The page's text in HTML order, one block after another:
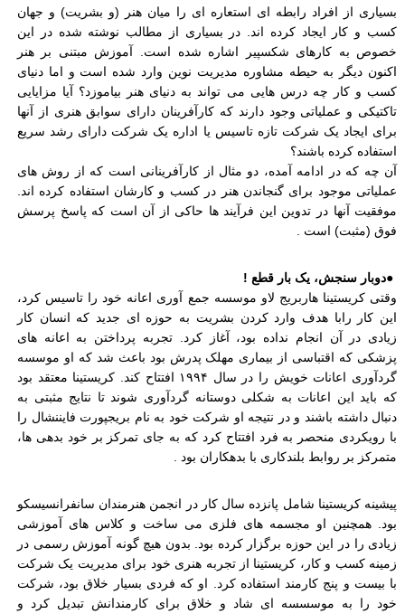
بسیاری از افراد رابطه ای استعاره ای را میان هنر (و بشریت) و جهان
کسب و کار ایجاد کرده اند. در بسیاری از مطالب نوشته شده در این
خصوص به کارهای شکسپیر اشاره شده است. آموزش مبتنی بر هنر
اکنون دیگر به حیطه مشاوره مدیریت نوین وارد شده است و اما دنیای
کسب و کار چه درس هایی می تواند به دنیای هنر بیاموزد؟ آیا مزایایی
تاکتیکی و عملیاتی وجود دارند که کارآفرینان دارای سوابق هنری از آنها
برای ایجاد یک شرکت تازه تاسیس یا اداره یک شرکت دارای رشد سریع
استفاده کرده باشند؟
آن چه که در ادامه آمده، دو مثال از کارآفرینانی است که از روش های
عملیاتی موجود برای گنجاندن هنر در کسب و کارشان استفاده کرده اند.
موفقیت آنها در تدوین این فرآیند ها حاکی از آن است که پاسخ پرسش
فوق (مثبت) است
●دوبار سنجش، یک بار قطع !
وقتی کریستینا هاربریج لاو موسسه جمع آوری اعانه خود را تاسیس کرد،
این کار رابا هدف وارد کردن بشریت به حوزه ای جدید که انسان کار
زیادی در آن انجام نداده بود، آغاز کرد. تجربه پرداختن به اعانه های
پزشکی که اقتباسی از بیماری مهلک پدرش بود باعث شد که او موسسه
گردآوری اعانات خویش را در سال ۱۹۹۴ افتتاح کند. کریستینا معتقد بود
که باید این اعانات به شکلی دوستانه گردآوری شوند تا نتایج مثبتی به
دنبال داشته باشند و در نتیجه او شرکت خود به نام بریجپورت فایننشال را
با رویکردی منحصر به فرد افتتاح کرد که به جای تمرکز بر خود بدهی ها،
متمرکز بر روابط بلندکاری با بدهکاران بود
پیشینه کریستینا شامل پانزده سال کار در انجمن هنرمندان سانفرانسیسکو
بود. همچنین او مجسمه های فلزی می ساخت و کلاس های آموزشی
زیادی را در این حوزه برگزار کرده بود. بدون هیچ گونه آموزش رسمی در
زمینه کسب و کار، کریستینا از تجربه هنری خود برای مدیریت یک شرکت
با بیست و پنج کارمند استفاده کرد. او که فردی بسیار خلاق بود، شرکت
خود را به موسسسه ای شاد و خلاق برای کارمندانش تبدیل کرد و